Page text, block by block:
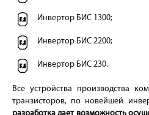
Инвертор БИС 1300;
Инвертор БИС 2200;
Инвертор БИС 230.
Все устройства производства
транзисторов, по новейшей